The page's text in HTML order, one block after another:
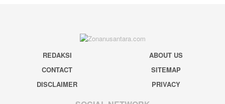
REDAKSI
ABOUT US
CONTACT
SITEMAP
DISCLAIMER
PRIVACY